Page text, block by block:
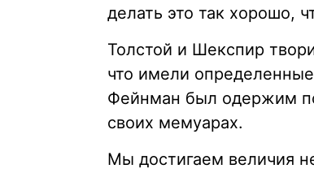
делать это так хорошо,
Толстой и Шекспир
что имели
Фейнман был одержим
своих мемуарах.
Мы достигаем величия